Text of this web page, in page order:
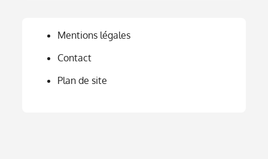
Mentions légales
Contact
Plan de site